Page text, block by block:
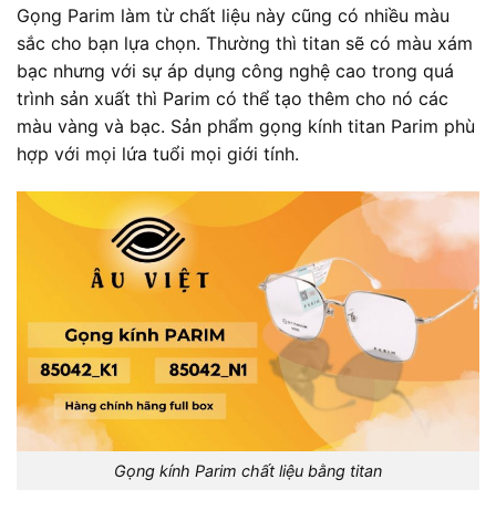
Gọng Parim làm từ chất liệu này cũng có nhiều màu
sắc cho bạn lựa chọn. Thường thì titan sẽ có màu xám
bạc nhưng với sự áp dụng công nghệ cao trong quá
trình sản xuất thì Parim có thể tạo thêm cho nó các
màu vàng và bạc. Sản phẩm gọng kính titan Parim phù
hợp với mọi lứa tuổi mọi giới tính.
Gọng kính Parim chất liệu bằng titan